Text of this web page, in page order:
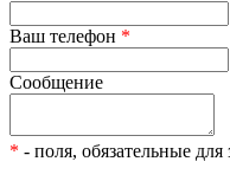
Ваш телефон *
Сообщение
* - поля, обязательные для